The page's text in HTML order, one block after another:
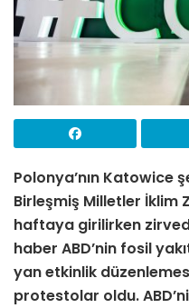
Polonya’nın Katowice
Birleşmiş Milletler İklim
haftaya girilirken
haber ABD’nin fosil
yan etkinlik
protestolar oldu.